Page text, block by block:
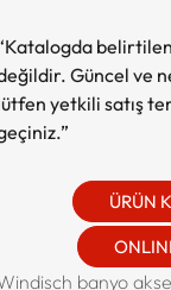
Güncel ve
yetkili satış
ÜRÜN
banyo